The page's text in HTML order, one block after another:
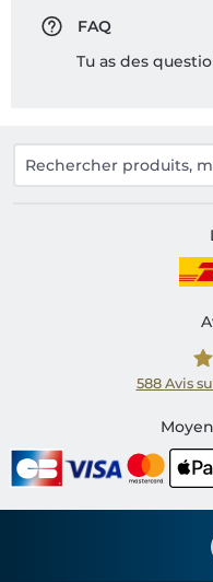
FAQ
Tu as des
588 Avis